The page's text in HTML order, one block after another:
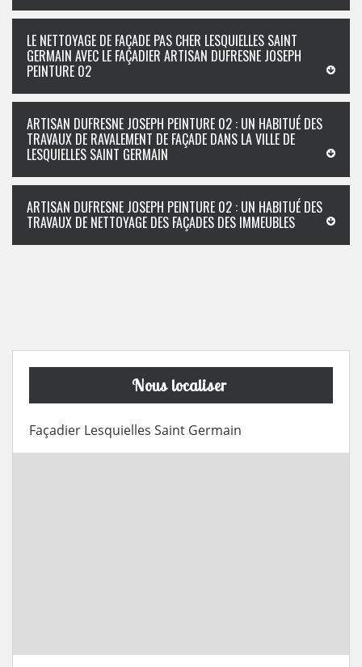
LE NETTOYAGE DE FAÇADE PAS CHER LESQUIELLES SAINT
GERMAIN AVEC LE FAÇADIER ARTISAN DUFRESNE JOSEPH
PEINTURE 02
ARTISAN DUFRESNE JOSEPH PEINTURE 02 : UN HABITUÉ DES
TRAVAUX DE RAVALEMENT DE FAÇADE DANS LA VILLE DE
LESQUIELLES SAINT GERMAIN
ARTISAN DUFRESNE JOSEPH PEINTURE 02 : UN HABITUÉ DES
TRAVAUX DE NETTOYAGE DES FAÇADES DES IMMEUBLES
Nous localiser
Façadier Lesquielles Saint Germain